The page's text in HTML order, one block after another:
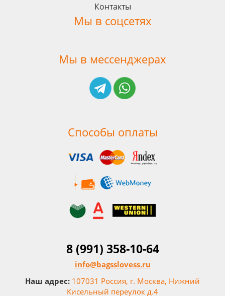
Контакты
Мы в соцсетях
Мы в мессенджерах
Способы оплаты
8 (991) 358-10-64
info@bagsslovess.ru
Наш адрес: 107031 Россия, г. Москва, Нижний
Кисельный переулок д.4